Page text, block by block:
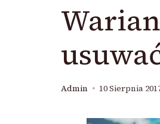
Admin 10 Sierpnia